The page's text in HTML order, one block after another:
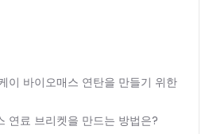
이 바이오매스 연탄을 만들기 위한
연료 브리켓을 만드는 방법은?